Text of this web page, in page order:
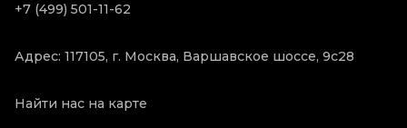
+7 (499) 501-11-62
Адрес: 117105, г. Москва, Варшавское шоссе, 9с28
Найти нас на карте